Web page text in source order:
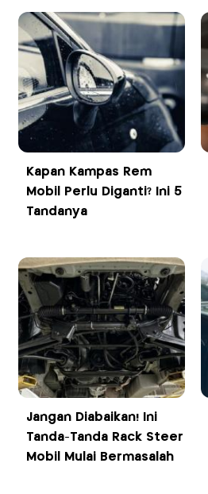
Kapan Kampas Rem
Mobil Perlu Diganti? Ini 5
Tandanya
Jangan Diabaikan! Ini
Tanda-Tanda Rack Steer
Mobil Mulai Bermasalah